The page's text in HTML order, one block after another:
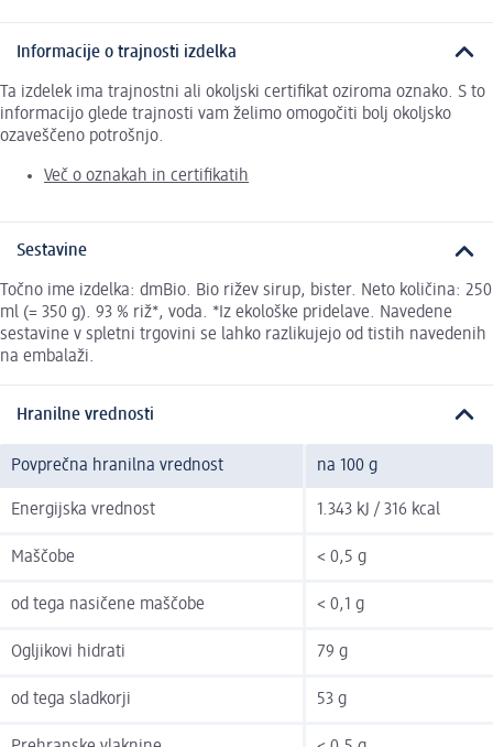
Informacije o trajnosti izdelka
Ta izdelek ima trajnostni ali okoljski certifikat oziroma oznako. S to
informacijo glede trajnosti vam želimo omogočiti bolj okoljsko
ozaveščeno potrošnjo.
Več o oznakah in certifikatih
Sestavine
Točno ime izdelka: dmBio. Bio rižev sirup, bister. Neto količina: 250
ml (= 350 g). 93 % riž*, voda. *Iz ekološke pridelave. Navedene
sestavine v spletni trgovini se lahko razlikujejo od tistih navedenih
na embalaži.
Hranilne vrednosti
Povprečna hranilna vrednost na 100 g
Energijska vrednost 1.343 kJ / 316 kcal
Maščobe < 0,5 g
od tega nasičene maščobe < 0,1 g
Ogljikovi hidrati 79 g
od tega sladkorji 53 g